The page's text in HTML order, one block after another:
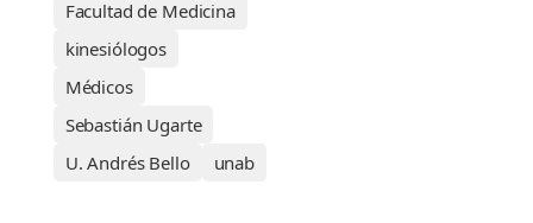
Facultad de Medicina
kinesiólogos
Médicos
Sebastián Ugarte
U. Andrés Bello
unab